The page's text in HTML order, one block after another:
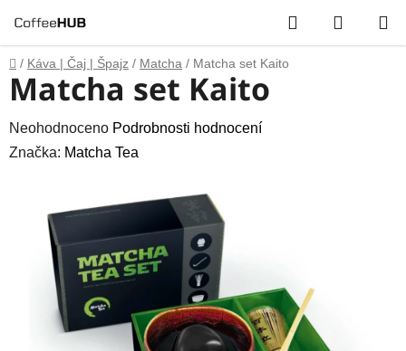
na
obsah
Hledat
KOŠÍK
Domů
/ Káva | Čaj | Špajz / Matcha / Matcha set Kaito
Matcha set Kaito
Průměrné
hodnocení
hvězdiček.
Neohodnoceno Podrobnosti hodnocení
Značka: Matcha Tea